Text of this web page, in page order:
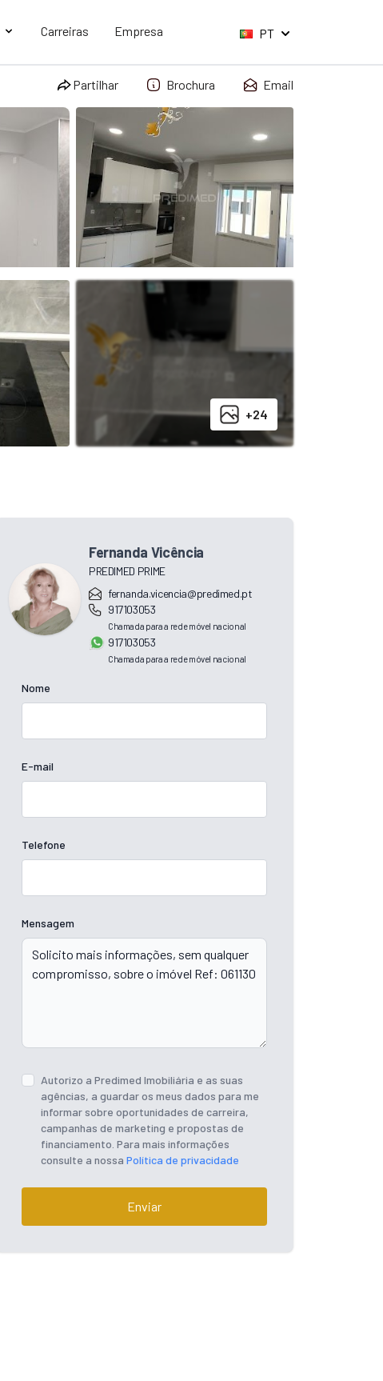
Carreiras Empresa PT
Partilhar Brochura Email
+24
Fernanda Vicência
PREDIMED PRIME
fernanda.vicencia@predimed.pt
917103053
Chamada para a rede móvel nacional
917103053
Chamada para a rede móvel nacional
Nome
E-mail
Telefone
Mensagem
Autorizo a Predimed Imobiliária e as suas
agências, a guardar os meus dados para me
informar sobre oportunidades de carreira,
campanhas de marketing e propostas de
financiamento. Para mais informações
consulte a nossa Política de privacidade
Enviar